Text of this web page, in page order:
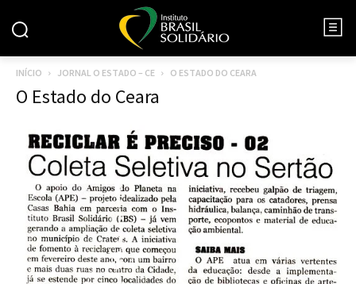
INÍCIO JORNAL O ESTADO – CE O ESTADO DO CEARA
O Estado do Ceara